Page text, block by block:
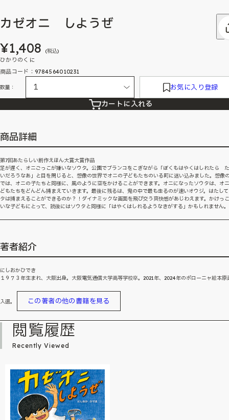
カゼオニ しようぜ
¥1,408 (税込)
ひかりのくに
商品コード：9784564010231
数量： お気に入り登録
カートに入れる
商品詳細
第7回あたらしい創作えほん大賞大賞作品
足が遅く、オニごっこが嫌いなソウタ。公園でブランコをこぎながら「ぼくもはやくはしれたら
いだろうなあ」と目を閉じると、想像の世界でオニの子どもたちのいる町に迷い込みました。想像
では、オニの子たちと同様に、風のように空をかけることができます。オニになったソウタは、オ
どもたちをどんどん捕まえていきます。最後に残るは、鬼の中で最も走るのが速いオウジ。はたし
タは捕まえることができるのか？！ダイナミックな画面を飛び交う爽快感があじわえます。かけっ
いな子どもにとって、読後にはソウタと同様に「はやくはしれるようなきがする」かもしれません。
著者紹介
にしおかひでき
１９７３年生まれ、大阪出身。大阪電気通信大学高等学校卒。2021年、2024年のボローニャ絵本原
入選。 この著者の他の書籍を見る
閲覧履歴
Recently Viewed